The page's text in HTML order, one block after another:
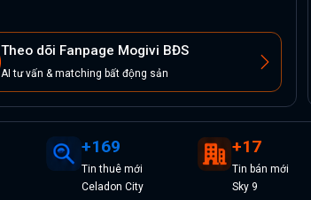
Theo dõi Fanpage Mogivi BĐS
AI tư vấn & matching bất động sản
+169
Tinthuê mới
Celadon City
+17
Tin bán mới
Sky 9